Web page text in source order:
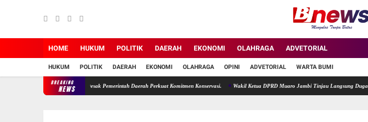
HOME HUKUM POLITIK DAERAH EKONOMI OLAHRAGA ADVETORIAL
HUKUM POLITIK DAERAH EKONOMI OLAHRAGA OPINI ADVETORIAL WARTA BUMI
BREAKING
NEWS
Ade Erma Suryani Desak Pemerintah Daerah Perkuat Komitmen Konservasi. Wakil Ketua DPRD Muaro Jambi Tinjau Langsung Dugaan